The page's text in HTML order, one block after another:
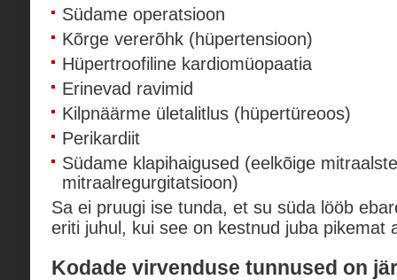
Südame operatsioon
Kõrge vererõhk (hüpertensioon)
Hüpertroofiline kardiomüopaatia
Erinevad ravimid
Kilpnäärme ületalitlus (hüpertüreoos)
Perikardiit
Südame klapihaigused (eelkõige
mitraalregurgitatsioon)
Sa ei pruugi ise tunda, et su süda lööb
eriti juhul, kui see on kestnud juba pikemat
Kodade virvenduse tunnused on